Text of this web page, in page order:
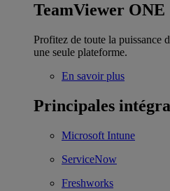
TeamViewer ONE
Profitez de toute la puissance
une seule plateforme.
En savoir plus
Principales
Microsoft Intune
ServiceNow
Freshworks